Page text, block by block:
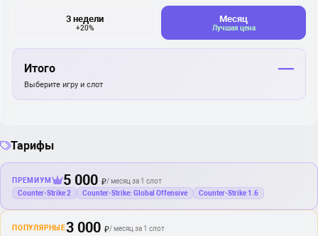
3 недели
+20%
Месяц
Лучшая цена
Итого —
Выберите игру и слот
Тарифы
ПРЕМИУМ 5 000 ₽/ месяц за 1 слот
Counter-Strike 2
Counter-Strike: Global Offensive Counter-Strike 1.6
ПОПУЛЯРНЫЕ3 000 ₽/ месяц за 1 слот